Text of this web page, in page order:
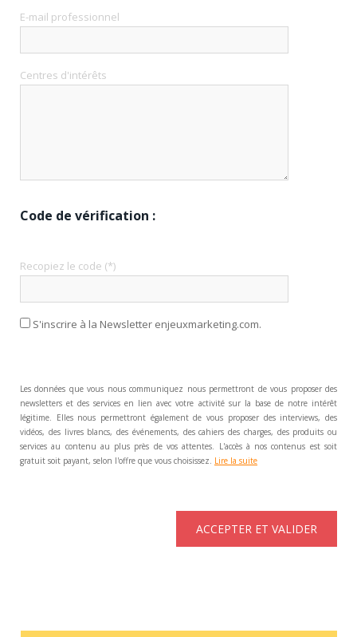
E-mail professionnel
Centres d'intérêts
Code de vérification :
Recopiez le code (*)
S'inscrire à la Newsletter enjeuxmarketing.com.
Les données que vous nous communiquez nous permettront de vous proposer des
newsletters et des services en lien avec votre activité sur la base de notre intérêt
légitime. Elles nous permettront également de vous proposer des interviews, des
vidéos, des livres blancs, des événements, des cahiers des charges, des produits ou
services au contenu au plus près de vos attentes. L'accès à nos contenus est soit
gratuit soit payant, selon l'offre que vous choisissez. Lire la suite